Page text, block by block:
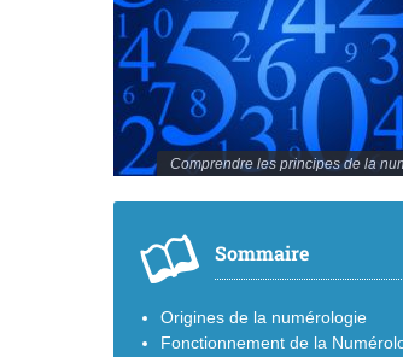
Comprendre les principes de la
Sommaire
Origines de la numérologie
Fonctionnement de la